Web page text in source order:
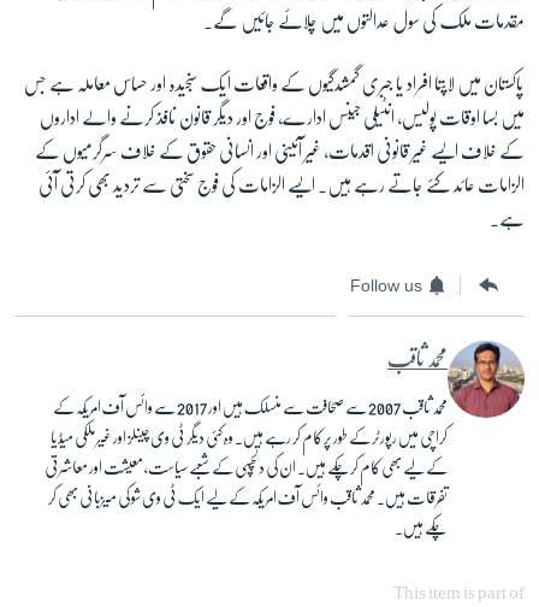
مقدمات ملک کی سول عدالتوں میں چلائے جائیں گے۔
پاکستان میں لاپتا افراد یا جبری گمشدگیوں کے واقعات ایک سنجیدہ اور حساس معاملہ ہے جس
میں بسا اوقات پولیس، انٹیلی جینس ادارے، فوج اور دیگر قانون نافذ کرنے والے اداروں
کے خلاف ایسے غیر قانونی اقدمات، غیر آئینی اور انسانی حقوق کے خلاف سرگرمیوں کے
الزامات عائد کئے جاتے رہے ہیں۔ ایسے الزامات کی فوج سختی سے تردید بھی کرتی آئی
ہے۔
Follow us
محمد ثاقب
محمد ثاقب 2007 سے صحافت سے منسلک ہیں اور 2017 سے وائس آف امریکہ کے
کراچی میں رپورٹر کے طور پر کام کر رہے ہیں۔ وہ کئی دیگر ٹی وی چینلز اور غیر ملکی میڈیا
کے لیے بھی کام کرچکے ہیں۔ ان کی دلچسپی کے شعبے سیاست، معیشت اور معاشرتی
تفرقات ہیں۔ محمد ثاقب وائس آف امریکہ کے لیے ایک ٹی وی شو کی میزبانی بھی کر
چکے ہیں۔
This item is part of